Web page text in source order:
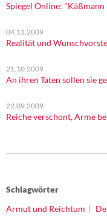
Spiegel Online:
04.11.2009
Realität und
21.10.2009
An ihren Taten sollen sie
22.09.2009
Reiche verschont, Arme
Schlagwörter
Armut und Reichtum